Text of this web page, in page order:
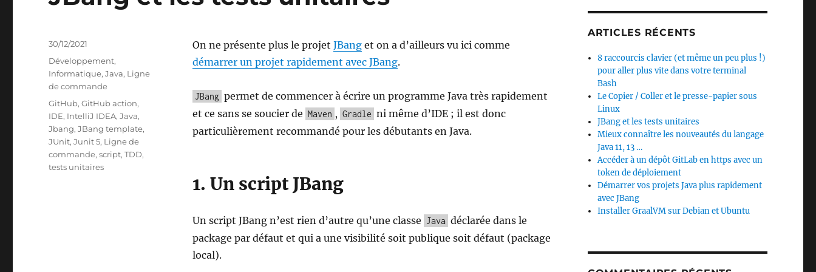
On ne présente plus le projet JBanget on a d’ailleurs vu ici comme
démarrer un projet rapidement avec JBang.
JBang permet de commencer à écrire un programme Java très rapidement
et ce sans se soucier de Maven , Gradle ni même d’IDE ; il est donc
particulièrement recommandé pour les débutants en Java.
1. Un script JBang
Un script JBang n’est rien d’autre qu’une classe Java déclarée dans le
package par défaut et qui a une visibilité soit publique soit défaut (package
local).
Publié
30/12/2021
Catégories
Développement,
Informatique,Java, Ligne
de commande
Étiquettes
GitHub,GitHub action,
IDE, IntelliJ IDEA,Java,
Jbang,JBang template,
JUnit,Junit 5, Ligne de
commande,script,TDD,
tests unitaires
ARTICLES RÉCENTS
8 raccourcis clavier (et même un peu plus !)
pour aller plus vite dans votre terminal
Bash
Le Copier / Coller et le presse-papier sous
Linux
JBang et les tests unitaires
Mieux connaître les nouveautés du langage
Java 11, 13 …
Accéder à un dépôt GitLab en https avec un
token de déploiement
Démarrer vos projets Java plus rapidement
avec JBang
Installer GraalVM sur Debian et Ubuntu